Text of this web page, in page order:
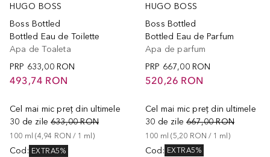
HUGO BOSS
Boss Bottled
Bottled Eau de Toilette
Apa de Toaleta
PRP 633,00 RON
493,74 RON
Cel mai mic preț din ultimele
30 de zile 633,00 RON
100 ml (4,94 RON / 1 ml )
Cod : EXTRA5%
HUGO BOSS
Boss Bottled
Bottled Eau de Parfum
Apa de parfum
PRP 667,00 RON
520,26 RON
Cel mai mic preț din ultimele
30 de zile 667,00 RON
100 ml (5,20 RON / 1 ml)
Cod : EXTRA5%